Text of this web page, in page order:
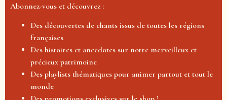
Abonnez-vous et découvrez :
Des découvertes de chants issus de toutes les régions
françaises
Des histoires et anecdotes sur notre merveilleux et
précieux patrimoine
Des playlists thématiques pour animer partout et tout le
monde